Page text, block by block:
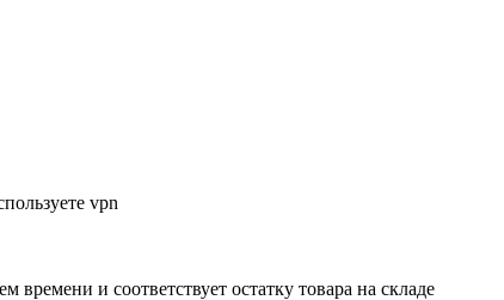
vpn
времени и соответствует остатку товара на складе